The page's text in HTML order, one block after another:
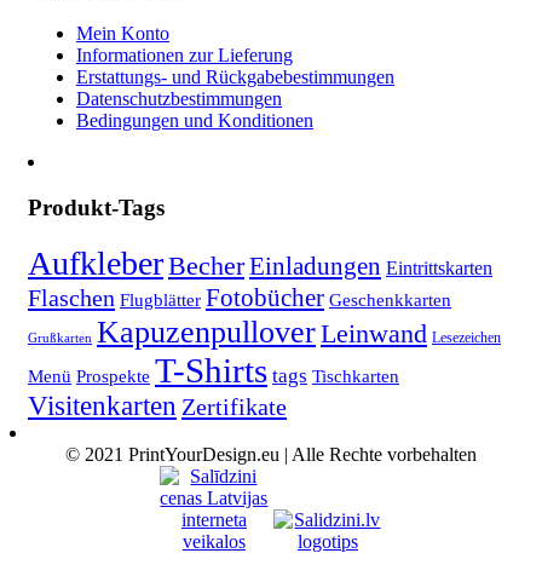
Mein Konto
Informationen zur Lieferung
Erstattungs- und Rückgabebestimmungen
Datenschutzbestimmungen
Bedingungen und Konditionen
Produkt-Tags
AufkleberBecherEinladungen Eintrittskarten
Flaschen Flugblätter Fotobücher Geschenkkarten
Grußkarten KapuzenpulloverLeinwand Lesezeichen
Menü Prospekte T-Shirts tags Tischkarten
Visitenkarten Zertifikate
© 2021 PrintYourDesign.eu | Alle Rechte vorbehalten